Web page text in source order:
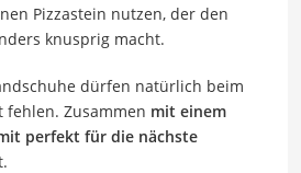
Pizzastein nutzen, der den
knusprig macht.
dürfen natürlich beim
Zusammen mit einem
perfekt für die nächste